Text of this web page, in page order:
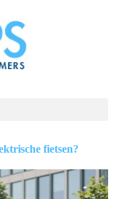
fietsen?